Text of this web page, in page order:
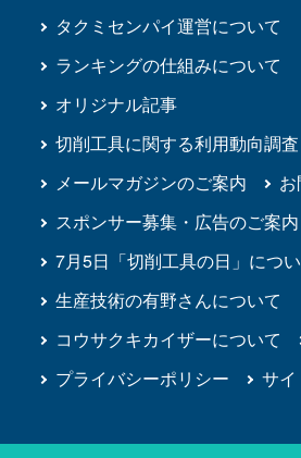
タクミセンパイ運営について
ランキングの仕組みについて
オリジナル記事
切削工具に関する利用動向調査
メールマガジンのご案内
スポンサー募集・広告のご案内
7月5日「切削工具の日」につ
生産技術の有野さんについて
コウサクキカイザーについて
プライバシーポリシー
サ